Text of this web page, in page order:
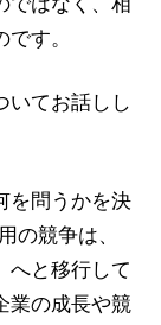
す。
いてお話しし
を問うかを決
の競争は、
へと移行して
業の成長や競